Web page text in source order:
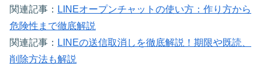
関連記事： LINEオープンチャットの使い方：作り方から
危険性まで徹底解説
関連記事： LINEの送信取消しを徹底解説！期限や既読、
削除方法も解説